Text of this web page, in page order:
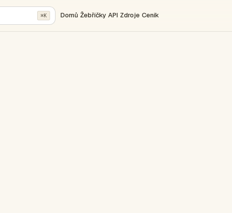
⌘K Domů Žebříčky API Zdroje Ceník